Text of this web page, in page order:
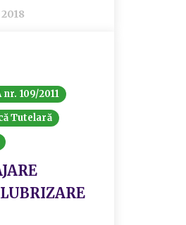
nr. 109/2011
Tutelară